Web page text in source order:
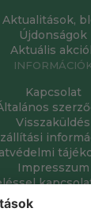
Aktualitások,
Újdonságok
Aktuális
Kapcsolat
Visszaküldés
Impresszum